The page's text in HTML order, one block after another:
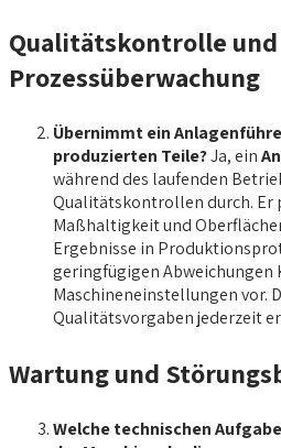
Qualitätskontrolle und
Prozessüberwachung
Übernimmt ein
produzierten Teile?Ja, ein
während des laufenden
Qualitätskontrollen durch. Er
Maßhaltigkeit und
Ergebnisse in
geringfügigen Abweichungen
Maschineneinstellungen vor.
Qualitätsvorgaben jederzeit
Wartung und
Welche technischen